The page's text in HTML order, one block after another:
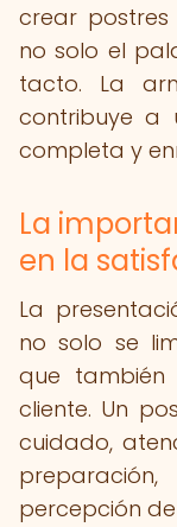
crear postres
no solo el
tacto. La
contribuye a
completa y
La
en la
La
no solo se
que también
cliente. Un
cuidado,
percepción